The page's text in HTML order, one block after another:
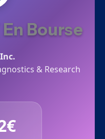
Bourse
& Research